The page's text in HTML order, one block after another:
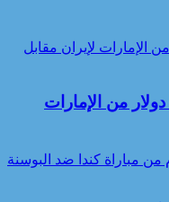
دولار من الإمارات لإيران مقابل
3 مليارات دولار من الإمارات
مباراة كندا ضد البوسنة